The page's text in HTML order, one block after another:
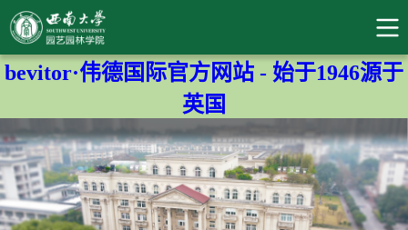
bevitor·伟德国际官方网站 - 始于1946源于
英国